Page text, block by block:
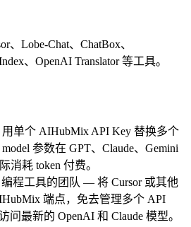
、Lobe-Chat、ChatBox、
、OpenAI Translator 等工具。
用单个 AIHubMix API Key 替换多个
参数在 GPT、Claude、Gemini
消耗 token 付费。
程工具的团队 — 将 Cursor 或其他
端点，免去管理多个 API
问最新的 OpenAI 和 Claude 模型。